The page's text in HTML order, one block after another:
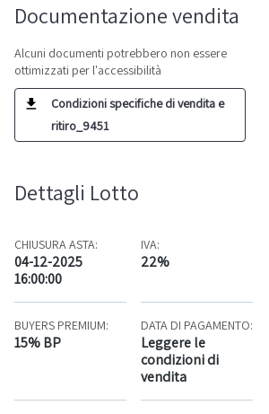
Documentazione vendita
Alcuni documenti potrebbero non essere
ottimizzati per l'accessibilità
Condizioni specifiche di vendita e
ritiro_9451
Dettagli Lotto
CHIUSURA ASTA:
04-12-2025
16:00:00
IVA:
22%
BUYERS PREMIUM:
15% BP
DATA DI PAGAMENTO:
Leggere le
condizioni di
vendita